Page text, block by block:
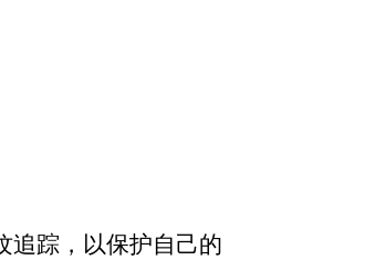
追踪，以保护自己的